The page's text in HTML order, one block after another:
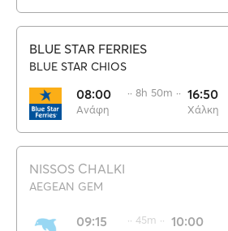
BLUE STAR FERRIES
BLUE STAR CHIOS
08:00
Ανάφη
·· 8h 50m ·· 16:50
Χάλκη
NISSOS CHALKI
AEGEAN GEM
09:15 ·· 45m ·· 10:00